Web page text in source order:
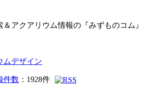
アクアリウム情報の『みずものコム』
件数 ： 1928件